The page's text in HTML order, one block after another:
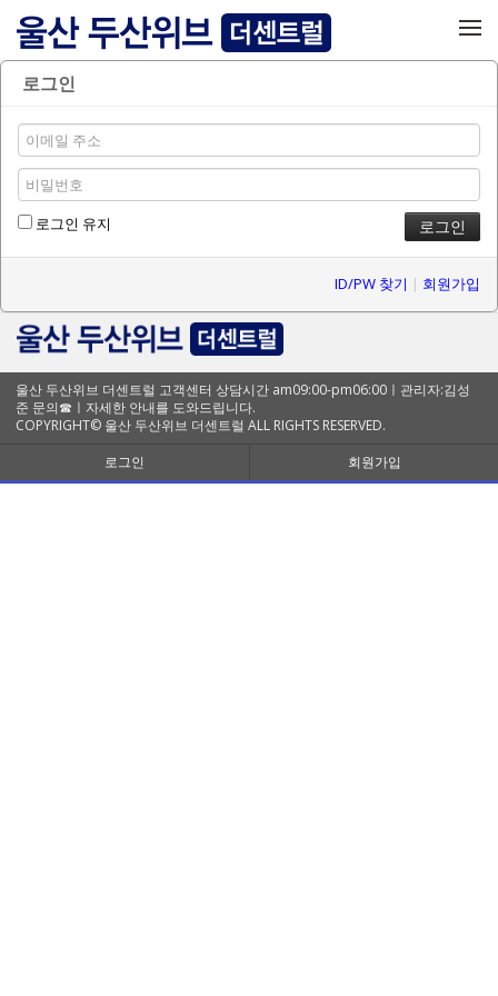
메뉴 건너뛰기
로그인
로그인 유지
ID/PW 찾기 | 회원가입
울산 두산위브 더센트럴 고객센터 상담시간 am09:00-pm06:00ㅣ관리자:김성
준 문의☎ㅣ자세한 안내를 도와드립니다.
COPYRIGHT© 울산 두산위브 더센트럴 ALL RIGHTS RESERVED.
로그인
회원가입